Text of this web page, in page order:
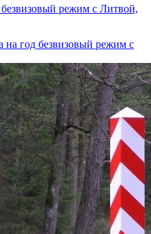
режим с Литвой,
на год безвизовый режим с